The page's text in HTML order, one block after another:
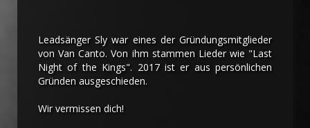
Leadsänger Sly war eines der Gründungsmitglieder
von Van Canto. Von ihm stammen Lieder wie "Last
Night of the Kings". 2017 ist er aus persönlichen
Gründen ausgeschieden.
Wir vermissen dich!